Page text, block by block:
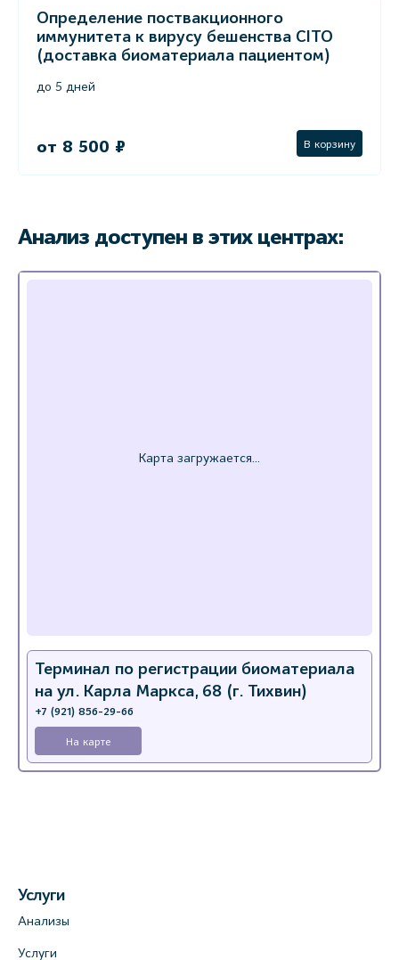
Определение поствакционного
иммунитета к вирусу бешенства СITO
(доставка биоматериала пациентом)
до 5 дней
от 8 500 ₽ В корзину
Анализ доступен в этих центрах:
Терминал по регистрации биоматериала
на ул. Карла Маркса, 68 (г. Тихвин)
+7 (921) 856-29-66
На карте
Услуги
Анализы
Услуги